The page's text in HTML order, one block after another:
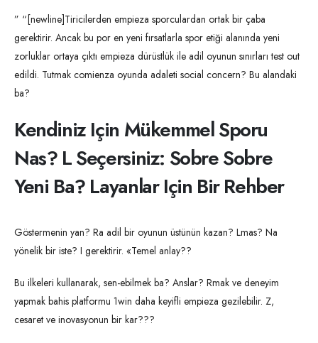
” “[newline]Tiricilerden empieza sporculardan ortak bir çaba
gerektirir. Ancak bu por en yeni fırsatlarla spor etiği alanında yeni
zorluklar ortaya çıktı empieza dürüstlük ile adil oyunun sınırları test out
edildi. Tutmak comienza oyunda adaleti social concern? Bu alandaki
ba?
Kendiniz Için Mükemmel Sporu
Nas? L Seçersiniz: Sobre Sobre
Yeni Ba? Layanlar Için Bir Rehber
Göstermenin yan? Ra adil bir oyunun üstünün kazan? Lmas? Na
yönelik bir iste? I gerektirir. «Temel anlay??
Bu ilkeleri kullanarak, sen-ebilmek ba? Anslar? Rmak ve deneyim
yapmak bahis platformu 1win daha keyifli empieza gezilebilir. Z,
cesaret ve inovasyonun bir kar???